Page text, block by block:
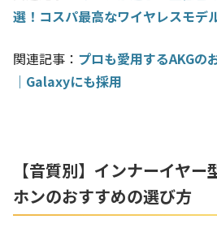
選！コスパ最高なワイヤレスモデ
関連記事： プロも愛用するAKGの
｜Galaxyにも採用
【音質別】インナーイヤ
ホンのおすすめの選び方